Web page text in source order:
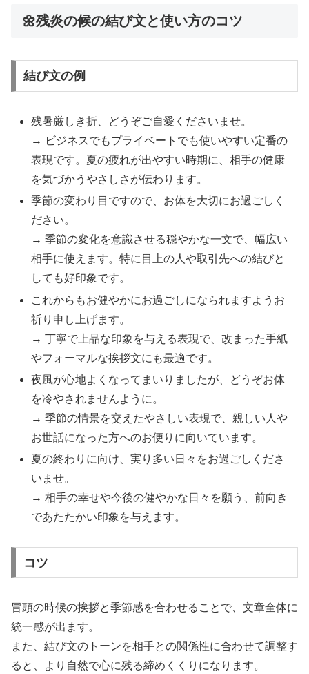
🌼残炎の候の結び文と使い方のコツ
結び文の例
残暑厳しき折、どうぞご自愛くださいませ。
→ ビジネスでもプライベートでも使いやすい定番の
表現です。夏の疲れが出やすい時期に、相手の健康
を気づかうやさしさが伝わります。
季節の変わり目ですので、お体を大切にお過ごしく
ださい。
→ 季節の変化を意識させる穏やかな一文で、幅広い
相手に使えます。特に目上の人や取引先への結びと
しても好印象です。
これからもお健やかにお過ごしになられますようお
祈り申し上げます。
→ 丁寧で上品な印象を与える表現で、改まった手紙
やフォーマルな挨拶文にも最適です。
夜風が心地よくなってまいりましたが、どうぞお体
を冷やされませんように。
→ 季節の情景を交えたやさしい表現で、親しい人や
お世話になった方へのお便りに向いています。
夏の終わりに向け、実り多い日々をお過ごしくださ
いませ。
→ 相手の幸せや今後の健やかな日々を願う、前向き
であたたかい印象を与えます。
コツ
冒頭の時候の挨拶と季節感を合わせることで、文章全体に
統一感が出ます。
また、結び文のトーンを相手との関係性に合わせて調整す
ると、より自然で心に残る締めくくりになります。